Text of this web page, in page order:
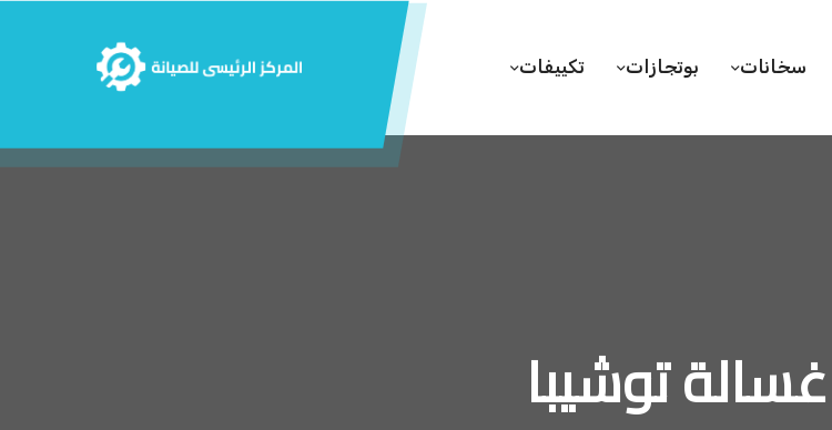
سخانات بوتجازات تكييفات
توشيبا